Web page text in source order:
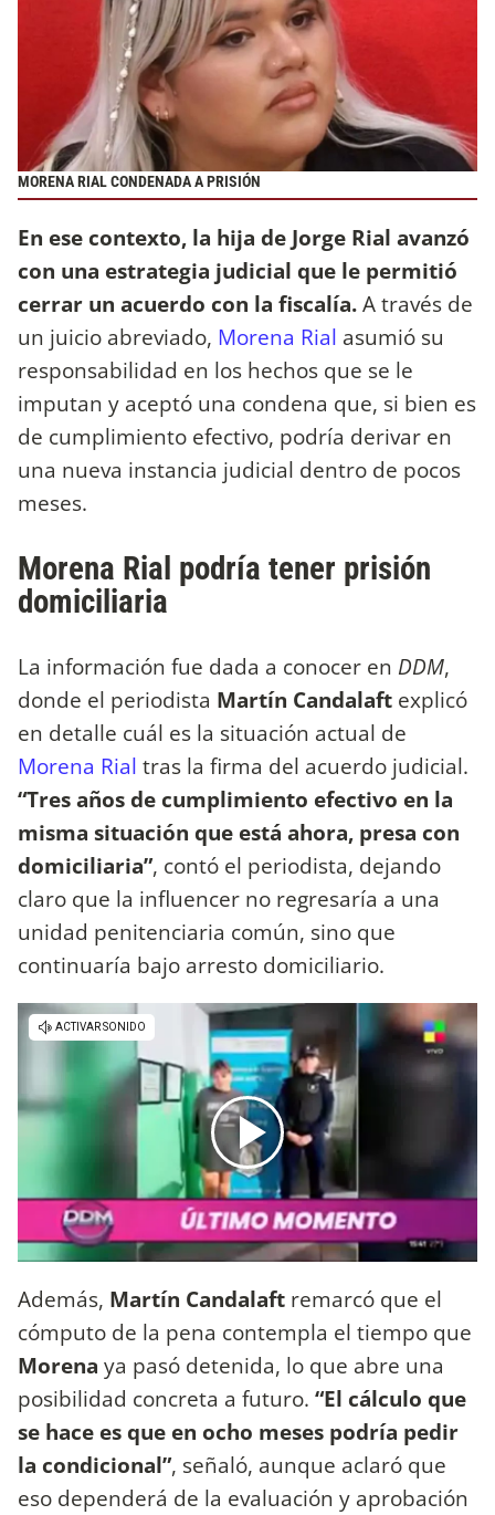
MORENA RIAL CONDENADA A PRISIÓN
En ese contexto, la hija de Jorge Rial avanzó
con una estrategia judicial que le permitió
cerrar un acuerdo con la fiscalía.A través de
un juicio abreviado, Morena Rial asumió su
responsabilidad en los hechos que se le
imputan y aceptó una condena que, si bien es
de cumplimiento efectivo, podría derivar en
una nueva instancia judicial dentro de pocos
meses.
Morena Rial podría tener prisión
domiciliaria
La información fue dada a conocer en DDM,
donde el periodista Martín Candalaft explicó
en detalle cuál es la situación actual de
Morena Rial tras la firma del acuerdo judicial.
“Tres años de cumplimiento efectivo en la
misma situación que está ahora, presa con
domiciliaria”, contó el periodista, dejando
claro que la influencer no regresaría a una
unidad penitenciaria común, sino que
continuaría bajo arresto domiciliario.
Además, Martín Candalaft remarcó que el
cómputo de la pena contempla el tiempo que
Morena ya pasó detenida, lo que abre una
posibilidad concreta a futuro. “El cálculo que
se hace es que en ocho meses podría pedir
la condicional”, señaló, aunque aclaró que
eso dependerá de la evaluación y aprobación